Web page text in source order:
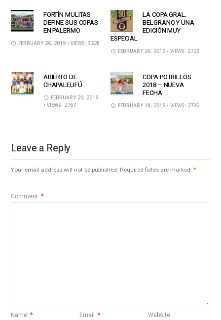
FORTÍN MULITAS
DEFINE SUS COPAS
EN PALERMO
FEBRUARY 26, 2019 • VIEWS: 3228
LA COPA GRAL.
BELGRANO Y UNA
EDICIÓN MUY
ESPECIAL
FEBRUARY 26, 2019 • VIEWS: 2726
ABIERTO DE
CHAPALEUFÚ
FEBRUARY 20, 2019
• VIEWS: 2767
COPA POTRILLOS
2018 – NUEVA
FECHA
FEBRUARY 18, 2019 • VIEWS: 2735
Leave a Reply
Your email address will not be published. Required fields are marked *
Comment *
Name * Email * Website